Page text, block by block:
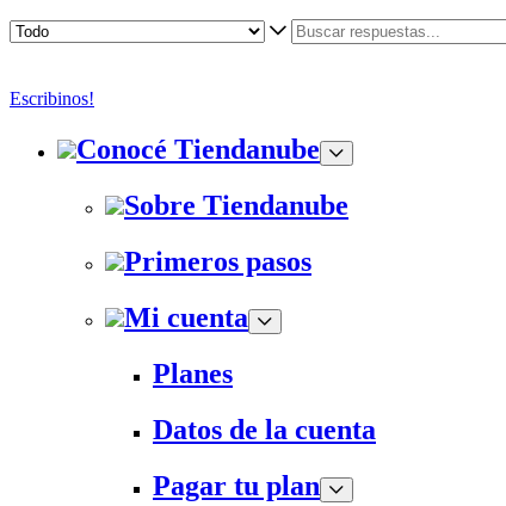
Escribinos!
Conocé Tiendanube
Sobre Tiendanube
Primeros pasos
Mi cuenta
Planes
Datos de la cuenta
Pagar tu plan